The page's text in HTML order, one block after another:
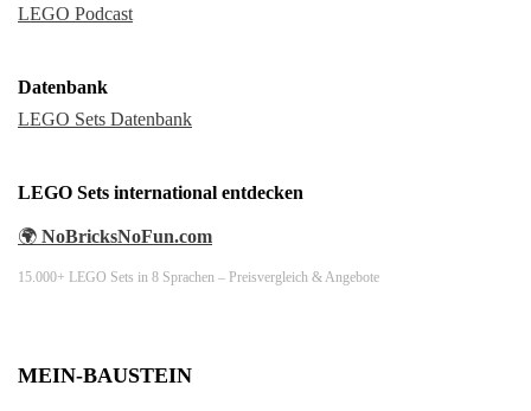
LEGO Podcast
Datenbank
LEGO Sets Datenbank
LEGO Sets international entdecken
🌍 NoBricksNoFun.com
15.000+ LEGO Sets in 8 Sprachen – Preisvergleich & Angebote
MEIN-BAUSTEIN